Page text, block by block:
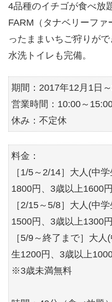
4品種のイチゴが食べ放
FARM（タナベリーフ
ったままいちご狩りが
水洗トイレも完備。
期間：2017年12月1日
営業時間：10:00～
休み：不定休
料金：
［1/5～2/14］大人(中
1800円、3歳以上1600円
［2/15～5/8］大人(中
1500円、3歳以上1300円
［5/9～終了まで］大
生1200円、3歳以上
※3歳未満無料